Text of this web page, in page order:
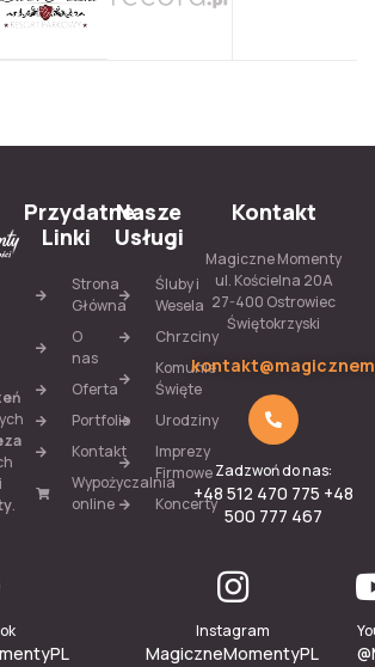
.
Przydatne
Linki
Strona
Główna
O
nas
Oferta
Portfolio
Kontakt
Wypożyczalnia
online
Nasze
Usługi
Śluby i
Wesela
Chrzciny
Komunie
Święte
Urodziny
Imprezy
Firmowe
Koncerty
Kontakt
Magiczne Momenty
ul. Kościelna 20A
27-400 Ostrowiec
Świętokrzyski
Zadzwoń do nas:
+48 512 470 775 +48
500 777 467
Instagram
MagiczneMomentyPL